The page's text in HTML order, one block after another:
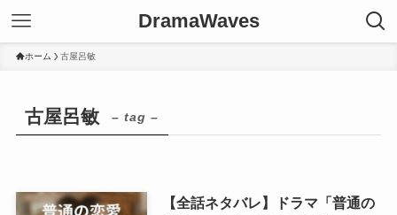
DramaWaves
ホーム 古屋呂敏
古屋呂敏 – tag –
【全話ネタバレ】ドラマ「普通の